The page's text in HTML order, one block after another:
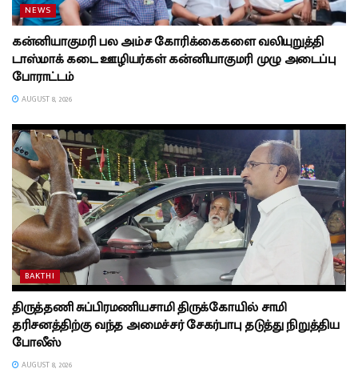
NEWS
கன்னியாகுமரி பல அம்ச கோரிக்கைகளை வலியுறுத்தி
டாஸ்மாக் கடை ஊழியர்கள் கன்னியாகுமரி முழு அடைப்பு
போராட்டம்
AUGUST 8, 2026
BAKTHI
திருத்தணி சுப்பிரமணியசாமி திருக்கோயில் சாமி
தரிசனத்திற்கு வந்த அமைச்சர் சேகர்பாபு தடுத்து நிறுத்திய
போலீஸ்
AUGUST 8, 2026